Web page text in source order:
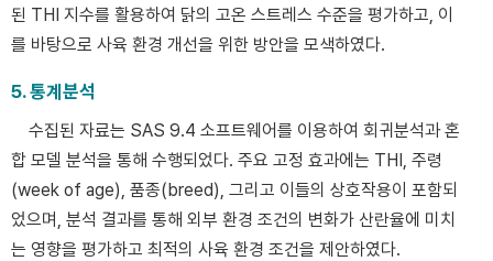
된 THI 지수를 활용하여 닭의 고온 스트레스 수준을 평가하고, 이
를 바탕으로 사육 환경 개선을 위한 방안을 모색하였다.
5. 통계분석
수집된 자료는 SAS 9.4 소프트웨어를 이용하여 회귀분석과 혼
합 모델 분석을 통해 수행되었다. 주요 고정 효과에는 THI, 주령
(week of age), 품종(breed), 그리고 이들의 상호작용이 포함되
었으며, 분석 결과를 통해 외부 환경 조건의 변화가 산란율에 미치
는 영향을 평가하고 최적의 사육 환경 조건을 제안하였다.